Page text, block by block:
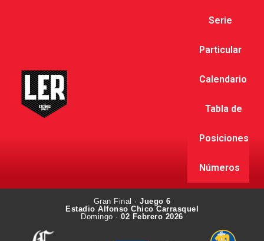
Serie
Particular
Calendario
Tabla de
Posiciones
Números
Gran Final · Juego 6
Estadio Alfonso Chico Carrasquel
Domingo ·02 Febrero 2026